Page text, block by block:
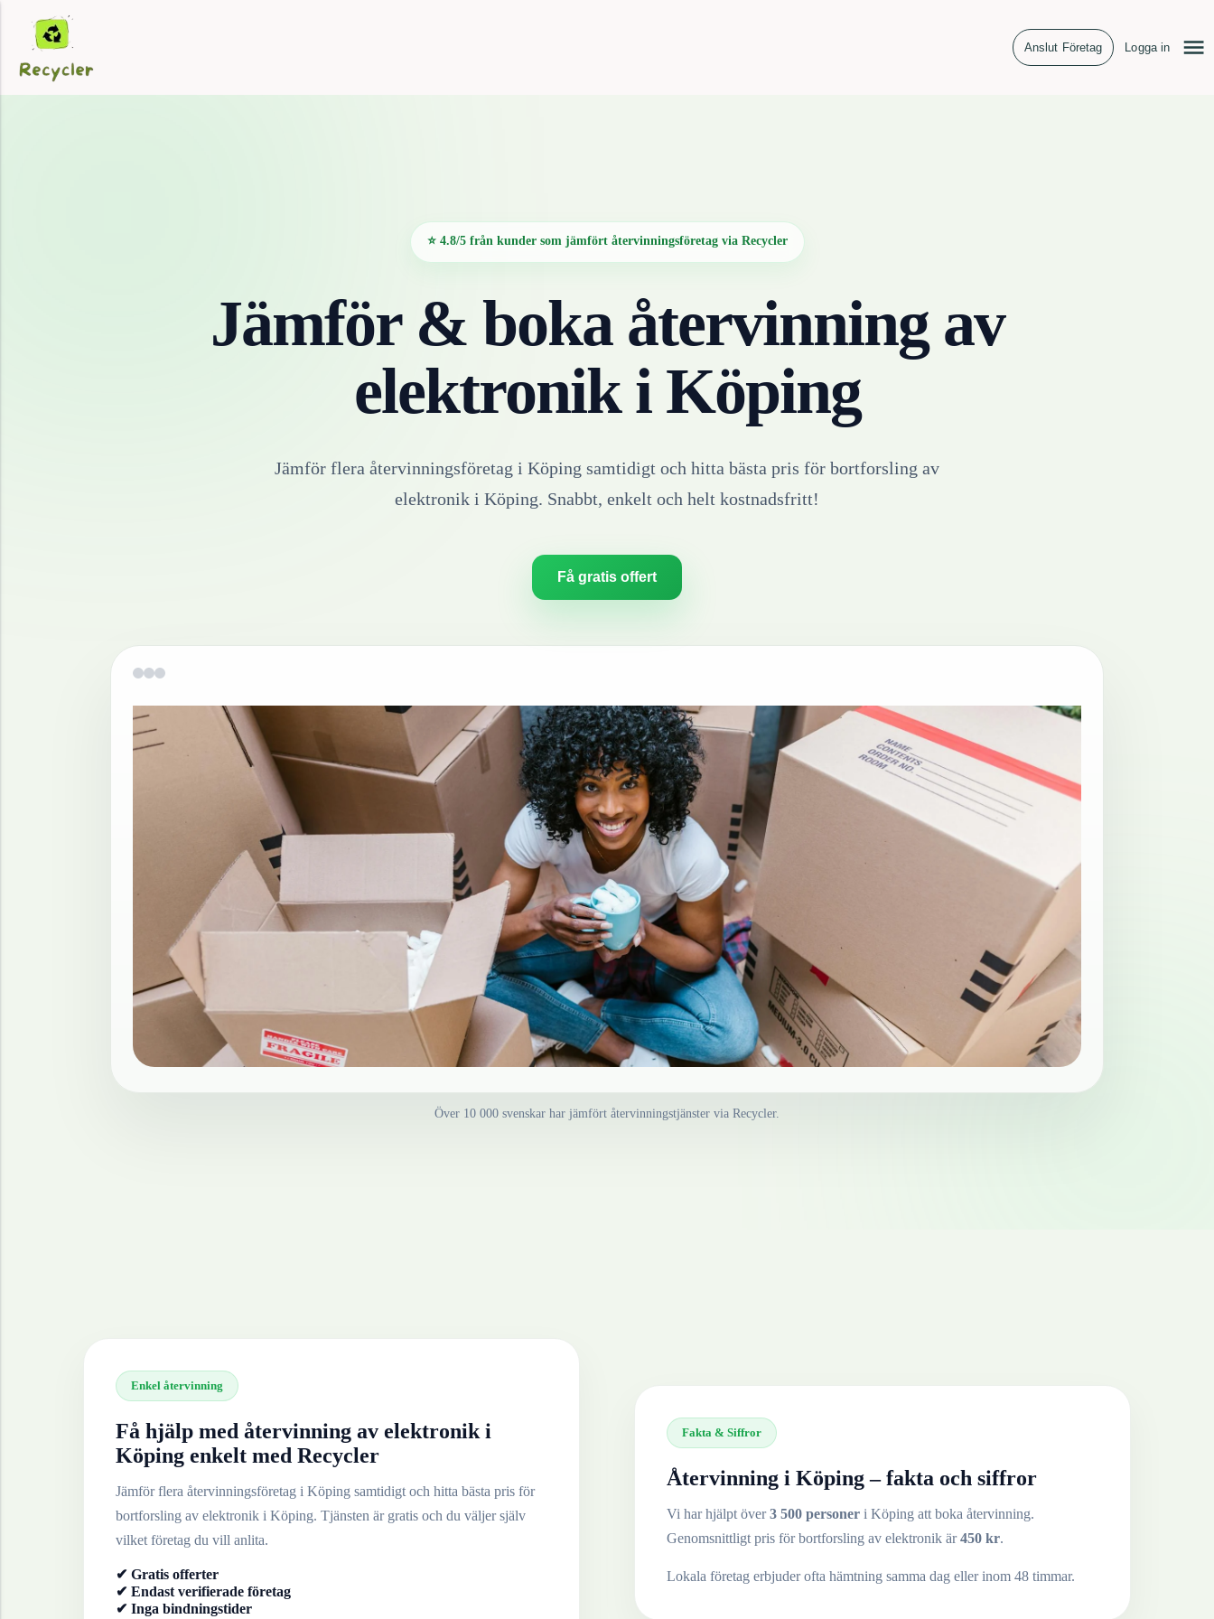
Anslut Företag Logga in
⭐ 4.8/5 från kunder som jämfört återvinningsföretag via Recycler
Jämför & boka återvinning av
elektroniki Köping
Jämför flera återvinningsföretag i Köping samtidigt och hitta bästa pris för bortforsling av
elektronik i Köping. Snabbt, enkelt och helt kostnadsfritt!
Få gratis offert
Över 10 000 svenskar har jämfört återvinningstjänster via Recycler.
Enkel återvinning
Få hjälp med återvinning av elektronik i
Köping enkelt med Recycler
Jämför flera återvinningsföretag i Köping samtidigt och hitta bästa pris för
bortforsling av elektronik i Köping. Tjänsten är gratis och du väljer själv
vilket företag du vill anlita.
✔ Gratis offerter
✔ Endast verifierade företag
✔ Inga bindningstider
Fakta & Siffror
Återvinning i Köping– fakta och siffror
Vi har hjälpt över3 500 personer i Köping att boka återvinning.
Genomsnittligt pris för bortforsling av elektronik är450 kr.
Lokala företag erbjuder ofta hämtning samma dag eller inom 48 timmar.